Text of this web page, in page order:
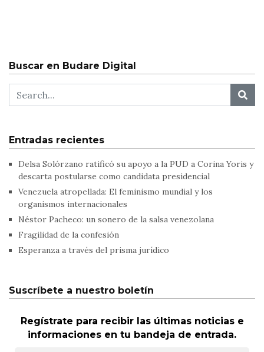
Buscar en Budare Digital
Entradas recientes
Delsa Solórzano ratificó su apoyo a la PUD a Corina Yoris y
descarta postularse como candidata presidencial
Venezuela atropellada: El feminismo mundial y los
organismos internacionales
Néstor Pacheco: un sonero de la salsa venezolana
Fragilidad de la confesión
Esperanza a través del prisma jurídico
Suscríbete a nuestro boletín
Regístrate para recibir las últimas noticias e
informaciones en tu bandeja de entrada.